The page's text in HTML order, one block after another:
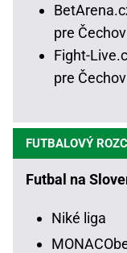
pre Čechov
Fight-
pre Čechov
FUTBALOVÝ
Futbal na
Niké liga